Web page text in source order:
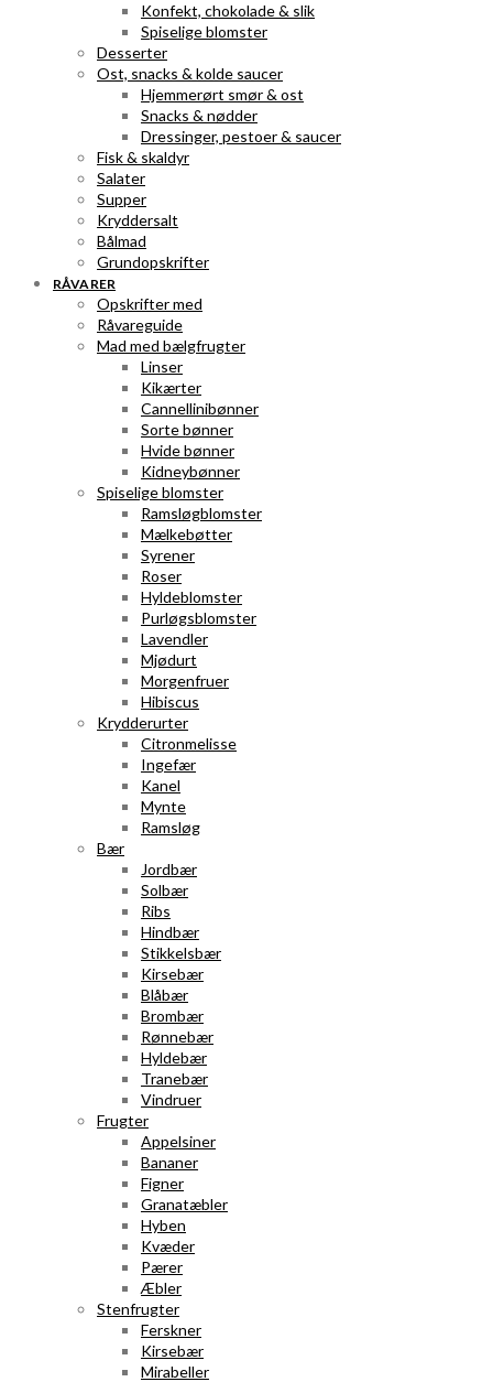
Konfekt, chokolade & slik
Spiselige blomster
Desserter
Ost, snacks & kolde saucer
Hjemmerørt smør & ost
Snacks & nødder
Dressinger, pestoer & saucer
Fisk & skaldyr
Salater
Supper
Kryddersalt
Bålmad
Grundopskrifter
RÅVARER
Opskrifter med
Råvareguide
Mad med bælgfrugter
Linser
Kikærter
Cannellinibønner
Sorte bønner
Hvide bønner
Kidneybønner
Spiselige blomster
Ramsløgblomster
Mælkebøtter
Syrener
Roser
Hyldeblomster
Purløgsblomster
Lavendler
Mjødurt
Morgenfruer
Hibiscus
Krydderurter
Citronmelisse
Ingefær
Kanel
Mynte
Ramsløg
Bær
Jordbær
Solbær
Ribs
Hindbær
Stikkelsbær
Kirsebær
Blåbær
Brombær
Rønnebær
Hyldebær
Tranebær
Vindruer
Frugter
Appelsiner
Bananer
Figner
Granatæbler
Hyben
Kvæder
Pærer
Æbler
Stenfrugter
Ferskner
Kirsebær
Mirabeller